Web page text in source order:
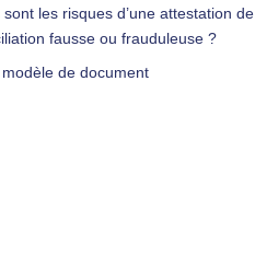
sont les risques d’une attestation de
fausse ou frauduleuse ?
de document